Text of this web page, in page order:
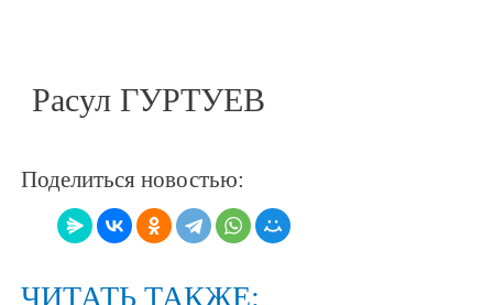
Расул ГУРТУЕВ
Поделиться новостью:
ЧИТАТЬ ТАКЖЕ: